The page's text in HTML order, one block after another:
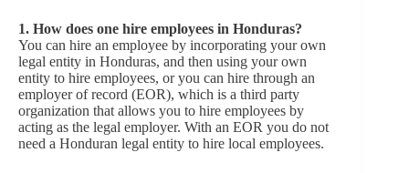
1. How does one hire employees in Honduras?
You can hire an employee by incorporating your own
legal entity in Honduras, and then using your own
entity to hire employees, or you can hire through an
employer of record (EOR), which is a third party
organization that allows you to hire employees by
acting as the legal employer. With an EOR you do not
need a Honduran legal entity to hire local employees.